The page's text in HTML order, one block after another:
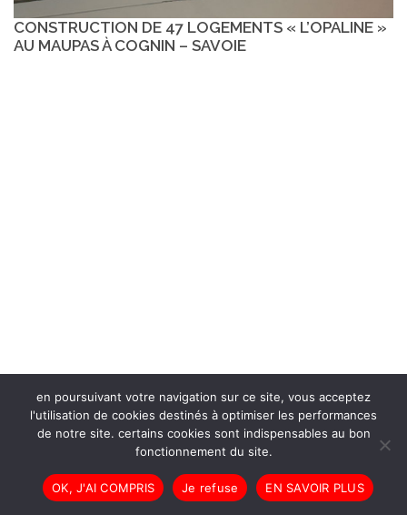
CONSTRUCTION DE 47 LOGEMENTS « L’OPALINE »
AU MAUPAS À COGNIN – SAVOIE
en poursuivant votre navigation sur ce site, vous acceptez
l'utilisation de cookies destinés à optimiser les performances
de notre site. certains cookies sont indispensables au bon
fonctionnement du site.
OK, J'AI COMPRIS Je refuse EN SAVOIR PLUS